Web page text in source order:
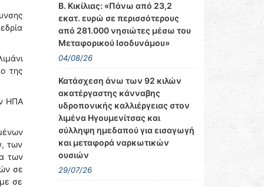
της
ΗΠΑ
των
των
σε
σε
Β. Κικίλιας: «Πάνω από 23,2
εκατ. ευρώ σε περισσότερους
από 281.000 νησιώτες μέσω του
Μεταφορικού Ισοδυνάμου»
04/08/26
Κατάσχεση άνω των 92 κιλών
ακατέργαστης κάνναβης
υδροπονικής καλλιέργειας στον
λιμένα Ηγουμενίτσας και
σύλληψη ημεδαπού για εισαγωγή
και μεταφορά ναρκωτικών
ουσιών
29/07/26